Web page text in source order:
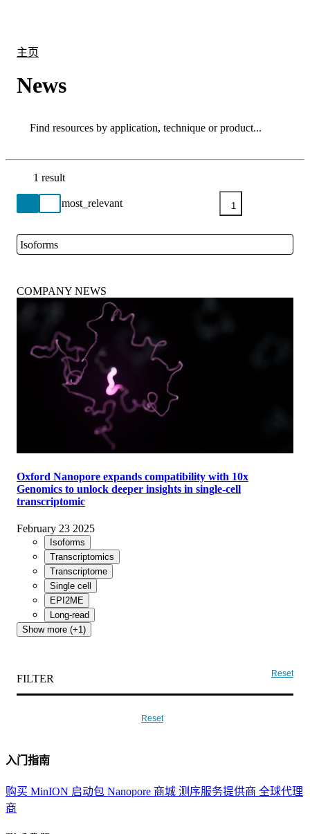
主页
News
Search
Go back to the Resource Centre homepage
1 result
1
Isoforms
COMPANY NEWS
Oxford Nanopore expands compatibility with 10x
Genomics to unlock deeper insights in single-cell
transcriptomic
February 23 2025
Isoforms
Transcriptomics
Transcriptome
Single cell
EPI2ME
Long-read
Show more (+1)
FILTER Reset
Reset
入门指南
购买 MinION 启动包 Nanopore 商城 测序服务提供商 全球代理
商